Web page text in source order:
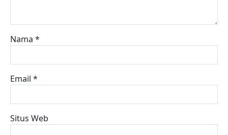
Nama *
Email *
Situs Web